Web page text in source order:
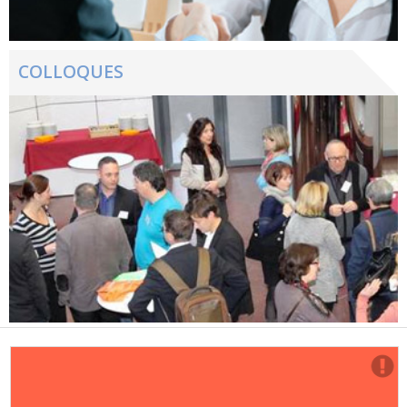
COLLOQUES